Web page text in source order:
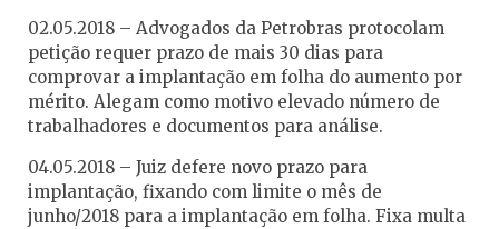
02.05.2018 – Advogados da Petrobras protocolam
petição requer prazo de mais 30 dias para
comprovar a implantação em folha do aumento por
mérito. Alegam como motivo elevado número de
trabalhadores e documentos para análise.
04.05.2018 – Juiz defere novo prazo para
implantação, fixando com limite o mês de
junho/2018 para a implantação em folha. Fixa multa